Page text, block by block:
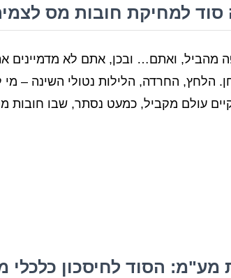
סוד למחיקת חובות מס
מהביל, ואתם… ובכן, אתם לא מדמיינים
הלחץ, החרדה, הלילות נטולי השינה –
עולם מקביל, כמעט נסתר, שבו חובות
מע"מ: הסוד לחיסכון כלכלי